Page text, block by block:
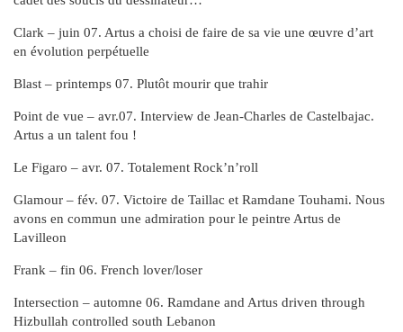
Clark – juin 07. Artus a choisi de faire de sa vie une œuvre d’art
en évolution perpétuelle
Blast – printemps 07. Plutôt mourir que trahir
Point de vue – avr.07. Interview de Jean-Charles de Castelbajac.
Artus a un talent fou !
Le Figaro – avr. 07. Totalement Rock’n’roll
Glamour – fév. 07. Victoire de Taillac et Ramdane Touhami. Nous
avons en commun une admiration pour le peintre Artus de
Lavilleon
Frank – fin 06. French lover/loser
Intersection – automne 06. Ramdane and Artus driven through
Hizbullah controlled south Lebanon